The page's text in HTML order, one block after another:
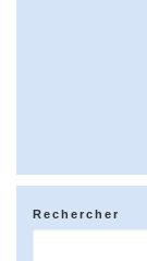
Rechercher